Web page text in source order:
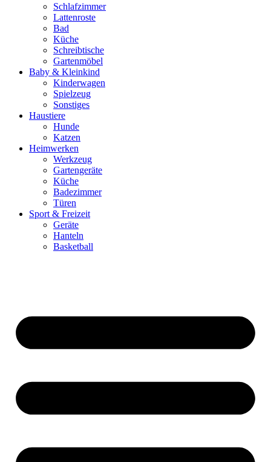
Schlafzimmer
Lattenroste
Bad
Küche
Schreibtische
Gartenmöbel
Baby & Kleinkind
Kinderwagen
Spielzeug
Sonstiges
Haustiere
Hunde
Katzen
Heimwerken
Werkzeug
Gartengeräte
Küche
Badezimmer
Türen
Sport & Freizeit
Geräte
Hanteln
Basketball